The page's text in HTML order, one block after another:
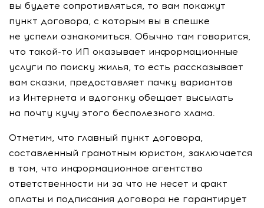
вы будете сопротивляться, то вам покажут
пункт договора, с которым вы в спешке
не успели ознакомиться. Обычно там говорится,
что такой-то ИП оказывает информационные
услуги по поиску жилья, то есть рассказывает
вам сказки, предоставляет пачку вариантов
из Интернета и вдогонку обещает высылать
на почту кучу этого бесполезного хлама.
Отметим, что главный пункт договора,
составленный грамотным юристом, заключается
в том, что информационное агентство
ответственности ни за что не несет и факт
оплаты и подписания договора не гарантирует